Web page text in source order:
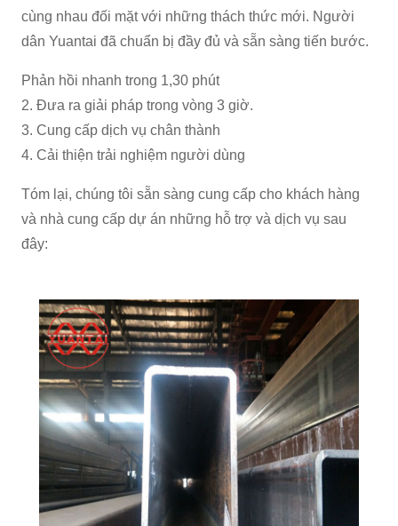
cùng nhau đối mặt với những thách thức mới. Người
dân Yuantai đã chuẩn bị đầy đủ và sẵn sàng tiến bước.
Phản hồi nhanh trong 1,30 phút
2. Đưa ra giải pháp trong vòng 3 giờ.
3. Cung cấp dịch vụ chân thành
4. Cải thiện trải nghiệm người dùng
Tóm lại, chúng tôi sẵn sàng cung cấp cho khách hàng
và nhà cung cấp dự án những hỗ trợ và dịch vụ sau
đây: